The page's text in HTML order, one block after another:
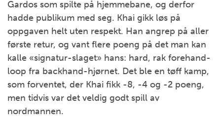
Gardos som spilte på hjemmebane, og derfor
hadde publikum med seg. Khai gikk løs på
oppgaven helt uten respekt. Han angrep på aller
første retur, og vant flere poeng på det man kan
kalle «signatur-slaget» hans: hard, rak forehand-
loop fra backhand-hjørnet. Det ble en tøff kamp,
som forventet, der Khai fikk -8, -4 og -2 poeng,
men tidvis var det veldig godt spill av
nordmannen.